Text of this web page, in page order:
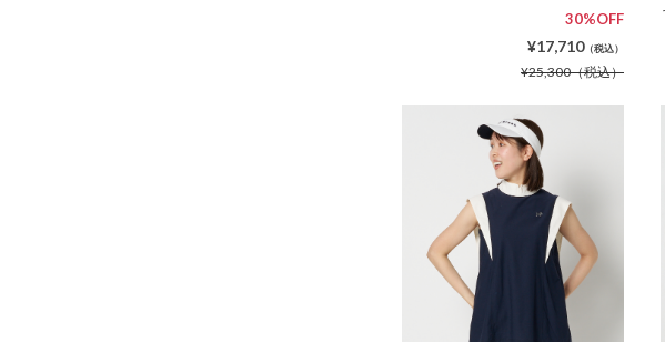
30%OFF
¥17,710（税込）
¥25,300（税込）